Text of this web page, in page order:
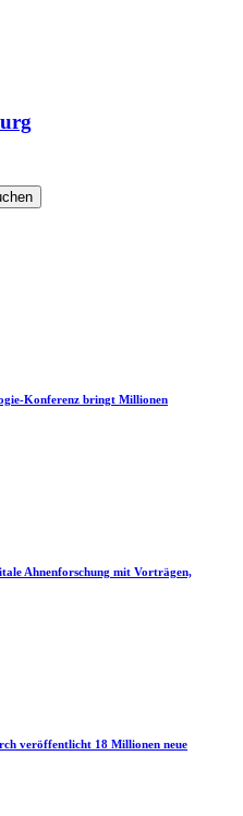
Konferenz bringt Millionen
Ahnenforschung mit Vorträgen,
veröffentlicht 18 Millionen neue